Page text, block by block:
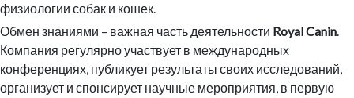
физиологии собак и кошек.
Обмен знаниями – важная часть деятельности Royal Canin.
Компания регулярно участвует в международных
конференциях, публикует результаты своих исследований,
организует и спонсирует научные мероприятия, в первую